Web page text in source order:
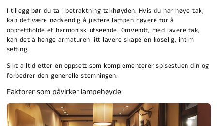
I tillegg bør du ta i betraktning takhøyden. Hvis du har høye tak,
kan det være nødvendig å justere lampen høyere for å
opprettholde et harmonisk utseende. Omvendt, med lavere tak,
kan det å henge armaturen litt lavere skape en koselig, intim
setting.
Sikt alltid etter en oppsett som komplementerer spisestuen din og
forbedrer den generelle stemningen.
Faktorer som påvirker lampehøyde